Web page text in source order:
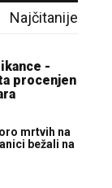
Najčitanije
-
procenjen
mrtvih na
bežali na